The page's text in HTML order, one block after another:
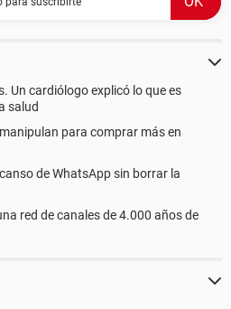
Un cardiólogo explicó lo que es
salud
para comprar más en
de WhatsApp sin borrar la
red de canales de 4.000 años de